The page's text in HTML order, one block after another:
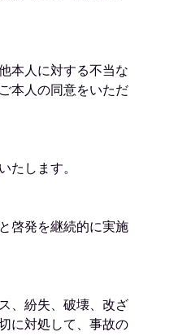
本人に対する不当な
本人の同意をいただ
たします。
啓発を継続的に実施
、紛失、破壊、改ざ
に対処して、事故の